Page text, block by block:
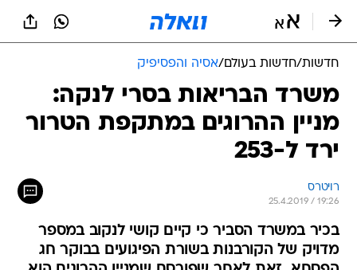
חדשות/חדשות בעולם/אסיה והפסיפיק
משרד הבריאות בסרי לנקה:
מניין ההרוגים במתקפת הטרור
ירד ל-253
רויטרס
25.4.2019 / 19:26
בכיר במשרד הסביר כי קיים קושי לנקוב במספר
מדויק של הקורבנות בשורת הפיגועים בבוקר חג